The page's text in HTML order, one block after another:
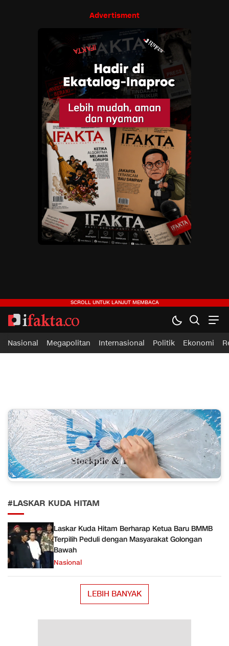
Advertisment
ifakta.co
#pastibenar
Nasional Megapolitan Internasional Politik Ekonomi
#LASKAR KUDA HITAM
Laskar Kuda Hitam Berharap Ketua Baru BMMB
Terpilih Peduli dengan Masyarakat Golongan
Bawah
Nasional
LEBIH BANYAK